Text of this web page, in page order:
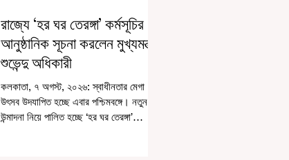
রাজ্যে ‘হর ঘর তেরঙ্গা’ কর্মসূচির
আনুষ্ঠানিক সূচনা করলেন মুখ্যমন্ত্রী
শুভেন্দু অধিকারী
কলকাতা, ৭ অগস্ট, ২০২৬: স্বাধীনতার মেগা
উৎসব উদযাপিত হচ্ছে এবার পশ্চিমবঙ্গে। নতুন
উন্মাদনা নিয়ে পালিত হচ্ছে ‘হর ঘর তেরঙ্গা’